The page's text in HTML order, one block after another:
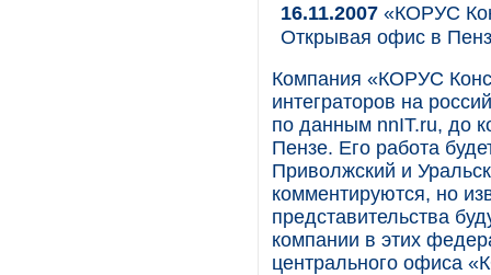
16.11.2007 «КОРУС
Открывая офис в
Компания «КОРУС
интеграторов на
по данным nnIT.ru, до
Пензе. Его работа
Приволжский и
комментируются, но
представительства
компании в этих
центрального офиса